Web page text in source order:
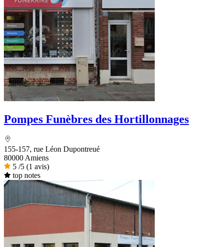
Pompes Funèbres des Hortillonnages
155-157, rue Léon Dupontreué
80000 Amiens
5 /5 (1 avis)
top notes